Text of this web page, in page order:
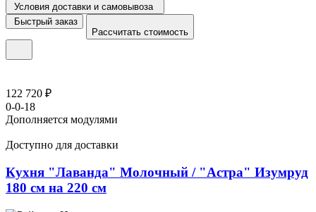
Условия доставки и самовывоза
Быстрый заказ
Рассчитать стоимость
122 720 ₽
0-0-18
Дополняется модулями
Доступно для доставки
Кухня "Лаванда" Молочный / "Астра" Изумруд
180 см на 220 см